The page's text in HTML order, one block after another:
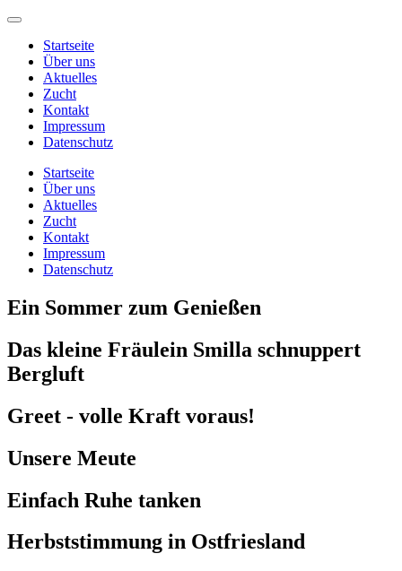
Startseite
Über uns
Aktuelles
Zucht
Kontakt
Impressum
Datenschutz
Startseite
Über uns
Aktuelles
Zucht
Kontakt
Impressum
Datenschutz
Ein Sommer zum Genießen
Das kleine Fräulein Smilla schnuppert
Bergluft
Greet - volle Kraft voraus!
Unsere Meute
Einfach Ruhe tanken
Herbststimmung in Ostfriesland